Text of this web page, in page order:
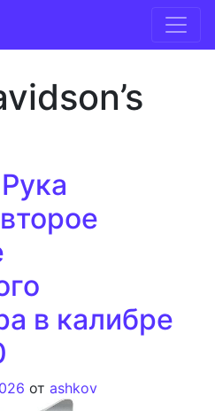
в калибре
от ashkov